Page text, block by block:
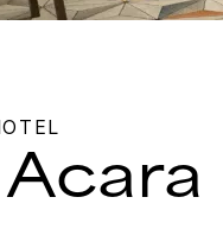
Acara